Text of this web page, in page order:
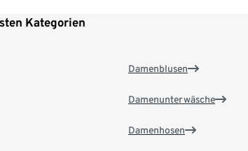
Kategorien
Damenblusen
Damenunterwäsche
Damenhosen